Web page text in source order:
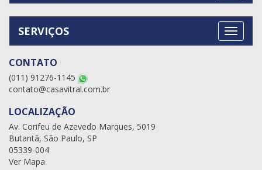
SERVIÇOS
CONTATO
(011) 91276-1145
contato@casavitral.com.br
LOCALIZAÇÃO
Av. Corifeu de Azevedo Marques, 5019
Butantã, São Paulo, SP
05339-004
Ver Mapa